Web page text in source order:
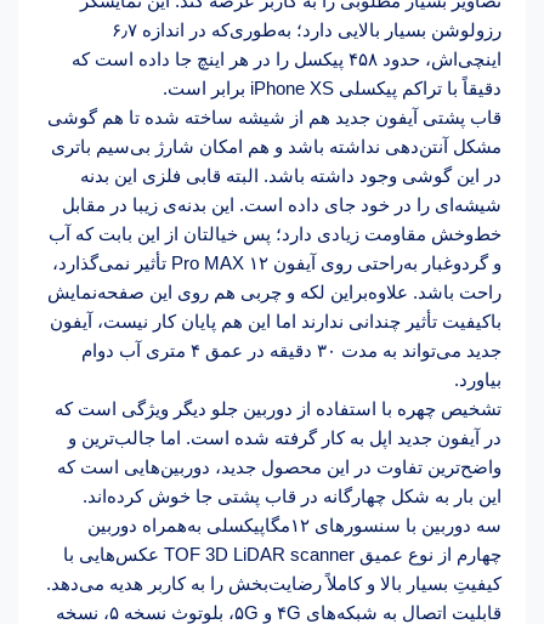
رزولوشن بسیار بالایی دارد؛ به‌طوری‌که در اندازه­ ۶٫۷
اینچی‌اش، حدود ۴۵۸ پیکسل را در هر اینچ جا داده است که
دقیقاً با تراکم پیکسلی iPhone XS برابر است.
قاب پشتی آیفون جدید هم از شیشه ساخته‌ شده تا هم گوشی
مشکل آنتن‌‌دهی نداشته باشد و هم امکان شارژ بی‌‌سیم باتری
در این گوشی وجود داشته باشد. البته قابی فلزی این بدنه
شیشه‌ای را در خود جای داده است. این بدنه­‌ی زیبا در مقابل
خط‌‌وخش مقاومت زیادی دارد؛ پس خیالتان از این بابت که آب
و گردوغبار به‌‌راحتی روی آیفون ۱۲ Pro MAX تأثیر نمی‌‌گذارد،
راحت باشد. علاوه‌براین لکه و چربی هم روی این صفحه‌نمایش
باکیفیت تأثیر چندانی ندارند اما این هم پایان کار نیست، آیفون
جدید می‌تواند به مدت ۳۰ دقیقه در عمق ۴ متری آب دوام
بیاورد.
تشخیص چهره با استفاده از دوربین جلو دیگر ویژگی است که
در آیفون جدید اپل به کار گرفته شده است. اما جالب‌ترین و
واضح‌ترین تفاوت در این محصول جدید، دوربین‌هایی است که
این بار به شکل چهار‌گانه در قاب پشتی جا خوش کرده‌اند.
سه دوربین با سنسورهای ۱۲مگاپیکسلی به‌همراه دوربین
چهارم از نوع عمیق TOF 3D LiDAR scanner عکس‌هایی با
کیفیتِ بسیار بالا و کاملاً رضایت‌بخش را به کاربر هدیه می‌دهد.
قابلیت اتصال به شبکه­‌های ۴G و ۵G، بلوتوث نسخه‌ ۵، نسخه­‌